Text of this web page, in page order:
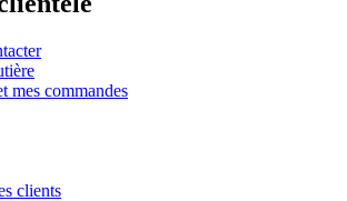
mes commandes
clients